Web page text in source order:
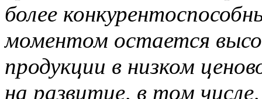
более
моментом остается
продукции в низком
на развитие, в том